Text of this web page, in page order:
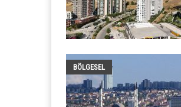
BÖLGESEL